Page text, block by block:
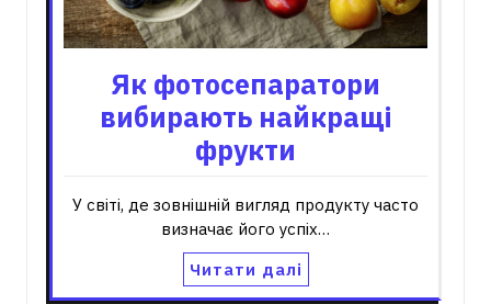
Як фотосепаратори
вибирають найкращі
фрукти
У світі, де зовнішній вигляд продукту часто
визначає його успіх…
Читати далі